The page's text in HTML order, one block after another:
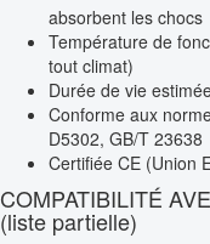
absorbent les chocs
Température de
tout climat)
Durée de vie
Conforme aux
D5302, GB/T 23638
Certifiée CE (Union
COMPATIBILITÉ
(liste partielle)